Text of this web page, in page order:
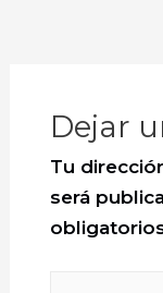
Dejar
Tu
será